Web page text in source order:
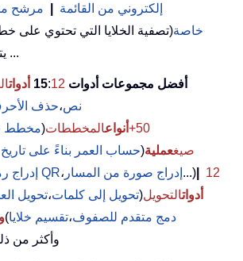
إلكتروني من القائمة
مرشح
خاصة(تصفية الخلايا التي تحتوي على
يتوسطه خط...) ...
أفضل مجموعات أدوات 15 :12 أدوات
نص،حذف
50+
أنواعالمخططات(مخطط
صيغعملية(حساب العمر بناءً على تاريخ
إدراج رمز QR، إدراج صورة من المسار ...)
12
أدواتالتحويل(تحويل إلى كلمات،تحويل
( دمج متقدم للصفوف،تقسيم خلايا
... وأكثر من